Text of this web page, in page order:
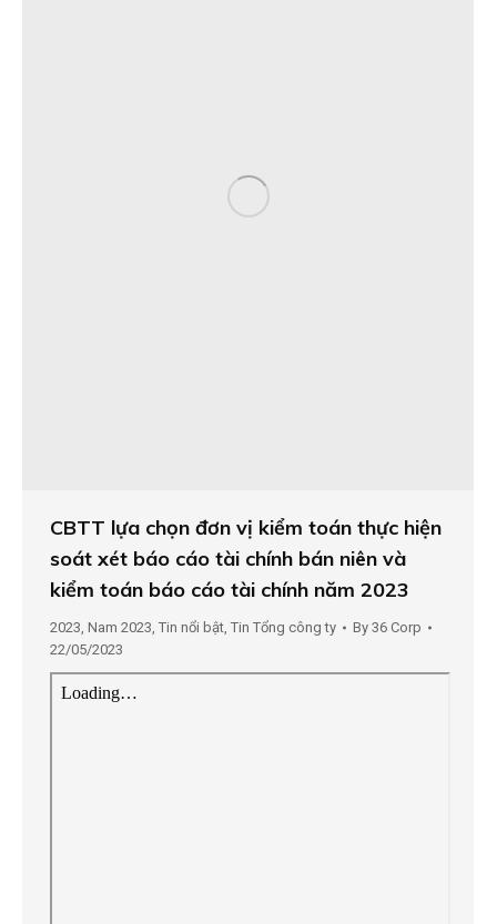
CBTT lựa chọn đơn vị kiểm toán thực hiện
soát xét báo cáo tài chính bán niên và
kiểm toán báo cáo tài chính năm 2023
2023, Nam 2023, Tin nổi bật, Tin Tổng công ty By 36 Corp
22/05/2023